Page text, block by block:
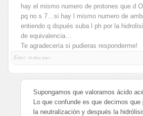
hay el mismo numero de protones que d
pq no s 7…si hay l mismo numero de
entiendo q dspués suba l ph por la
de equivalencia…
Te agradecería si pudieras responderme!
Ester, 14 Años Antes
Supongamos que valoramos ácido
Lo que confunde es que decimos
la neutralización y después la